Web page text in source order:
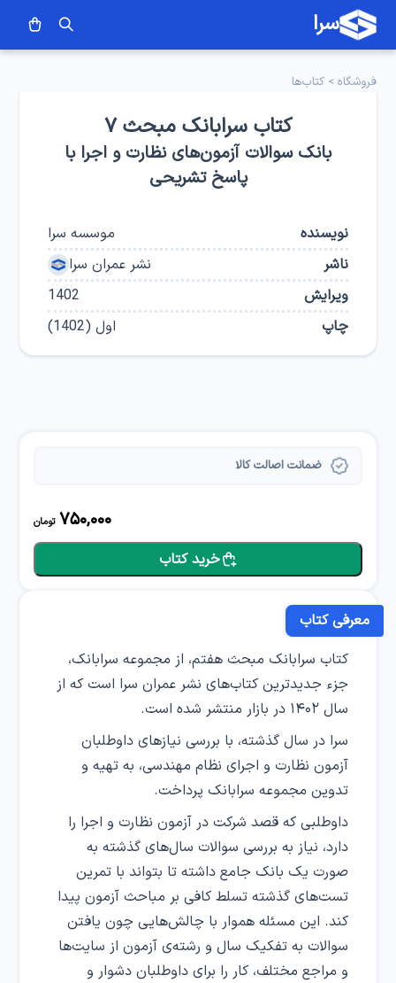
سرا
فروشگاه >کتاب‌ها
کتاب سرابانک مبحث ۷
بانک سوالات آزمون‌های نظارت و اجرا با
پاسخ تشریحی
نویسنده
موسسه سرا
ناشر
نشر عمران سرا
ویرایش
1402
چاپ
اول(
1402
)
ضمانت اصالت کالا
750,000 تومان
خرید کتاب
معرفی کتاب
کتاب سرابانک مبحث هفتم، از مجموعه سرابانک،
جزء جدیدترین کتاب‌های نشر عمران‌ سرا است که از
سال ۱۴۰۲ در بازار منتشر شده است.
سرا در سال گذشته، با بررسی نیازهای داوطلبان
آزمون نظارت و اجرای نظام مهندسی، به تهیه و
تدوین مجموعه سرابانک پرداخت.
داوطلبی که قصد شرکت در آزمون نظارت و اجرا را
دارد، نیاز به بررسی سوالات سال‌های گذشته به
صورت یک بانک جامع داشته تا بتواند با تمرین
تست‌های گذشته تسلط کافی بر مباحث آزمون پیدا
کند. این مسئله هموار با چالش‌هایی چون یافتن
سوالات به تفکیک سال و رشته‌ی آزمون از سایت‌ها
و مراجع مختلف، کار را برای داوطلبان دشوار و